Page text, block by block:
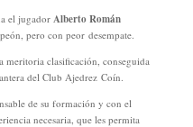
el jugadorAlberto Román
pero con peor desempate.
meritoria clasificación, conseguida
del Club Ajedrez Coín.
de su formación y con el
necesaria, que les permita